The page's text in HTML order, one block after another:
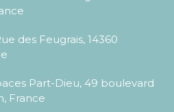
des Feugrais, 14360
Part-Dieu, 49 boulevard
France